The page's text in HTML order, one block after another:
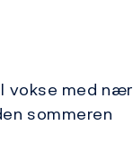
vokse med nær
sommeren